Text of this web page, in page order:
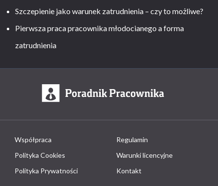
Szczepienie jako warunek zatrudnienia – czy to możliwe?
Pierwsza praca pracownika młodocianego a forma
zatrudnienia
Współpraca
Regulamin
Polityka Cookies
Warunki licencyjne
Polityka Prywatności
Kontakt